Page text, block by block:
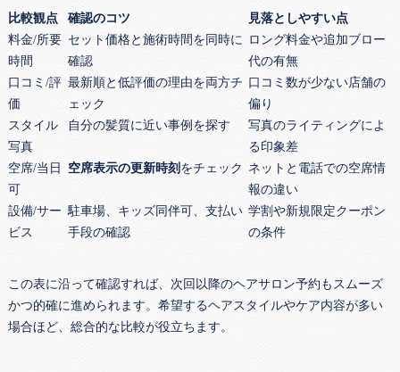
比較観点 確認のコツ
見落としやすい点
料金/所要
時間
セット価格と施術時間を同時に
確認
ロング料金や追加ブロー
代の有無
口コミ/評
価
最新順と低評価の理由を両方チ
ェック
口コミ数が少ない店舗の
偏り
スタイル
写真
自分の髪質に近い事例を探す
写真のライティングによ
る印象差
空席/当日
可
空席表示の更新時刻 をチェック ネットと電話での空席情
報の違い
設備/サー
ビス
駐車場、キッズ同伴可、支払い
手段の確認
学割や新規限定クーポン
の条件
この表に沿って確認すれば、次回以降のヘアサロン予約もスムーズ
かつ的確に進められます。希望するヘアスタイルやケア内容が多い
場合ほど、総合的な比較が役立ちます。